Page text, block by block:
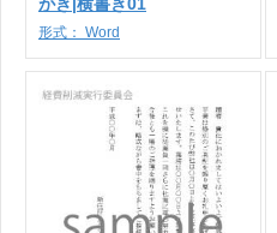
がき|横書き01
形式： Word